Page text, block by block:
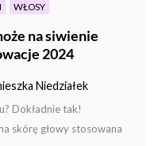
WŁOSY
na siwienie
2024
Niedziałek
Dokładnie tak!
skórę głowy stosowana